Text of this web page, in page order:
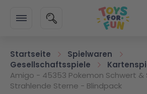
SUCHE
Startseite
Spielwaren
Gesellschaftsspiele
Amigo - 45353 Pokemon Schwert &
Strahlende Sterne - Blindpack